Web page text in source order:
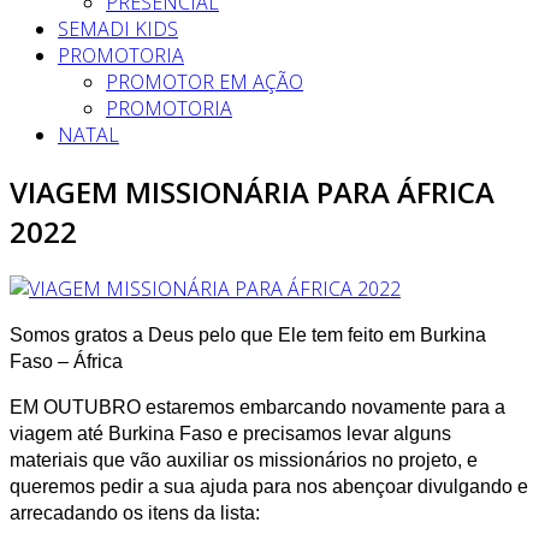
SEMADI KIDS
PROMOTORIA
PROMOTOR EM AÇÃO
PROMOTORIA
NATAL
VIAGEM MISSIONÁRIA PARA ÁFRICA
2022
Somos gratos a Deus pelo que Ele tem feito em Burkina
Faso – África
EM OUTUBRO estaremos embarcando novamente para a
viagem até Burkina Faso e precisamos levar alguns
materiais que vão auxiliar os missionários no projeto, e
queremos pedir a sua ajuda para nos abençoar divulgando e
arrecadando os itens da lista: